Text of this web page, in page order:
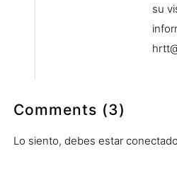
su
Comments (3)
Lo siento, debes estar